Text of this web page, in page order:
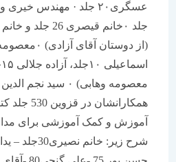
اسماعیلی ۱۰جلد،
معصومه وهابی) ۰ سید نجم
همکارانشان در قزوین
آموزش و کمک آموزشی برای مدارس و